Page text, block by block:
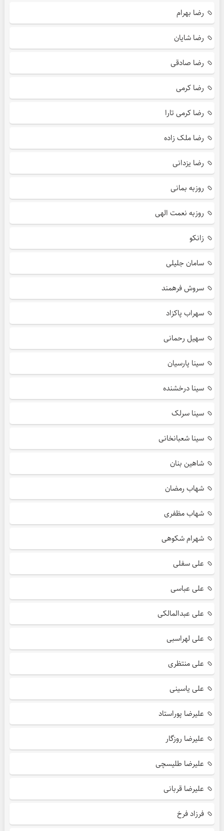
رضا بهرام
رضا شایان
رضا صادقی
رضا کرمی
رضا کرمی تارا
رضا ملک زاده
رضا یزدانی
روزبه بمانی
روزبه نعمت الهی
زانکو
سامان جلیلی
سروش فرهمند
سهراب پاکزاد
سهیل رحمانی
سینا پارسیان
سینا درخشنده
سینا سرلک
سینا شعبانخانی
شاهین بنان
شهاب رمضان
شهاب مظفری
شهرام شکوهی
علی سفلی
علی عباسی
علی عبدالمالکی
علی لهراسبی
علی منتظری
علی یاسینی
علیرضا پوراستاد
علیرضا روزگار
علیرضا طلیسچی
علیرضا قربانی
فرزاد فرخ